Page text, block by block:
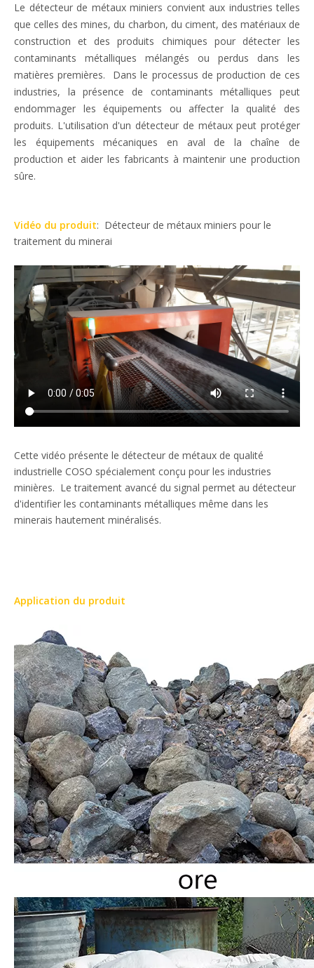
Le détecteur de métaux miniers convient aux industries telles
que celles des mines, du charbon, du ciment, des matériaux de
construction et des produits chimiques pour détecter les
contaminants métalliques mélangés ou perdus dans les
matières premières. Dans le processus de production de ces
industries, la présence de contaminants métalliques peut
endommager les équipements ou affecter la qualité des
produits. L'utilisation d'un détecteur de métaux peut protéger
les équipements mécaniques en aval de la chaîne de
production et aider les fabricants à maintenir une production
sûre.
Vidéo du produit: Détecteur de métaux miniers pour le
traitement du minerai
Cette vidéo présente le détecteur de métaux de qualité
industrielle COSO spécialement conçu pour les industries
minières. Le traitement avancé du signal permet au détecteur
d'identifier les contaminants métalliques même dans les
minerais hautement minéralisés.
Application du produit